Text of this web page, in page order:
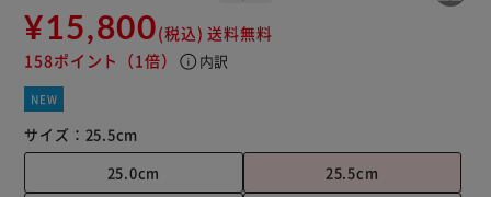
¥15,800(税込) 送料無料
158ポイント （1倍） info 内訳
NEW
サイズ： 25.5cm
25.0cm
25.5cm